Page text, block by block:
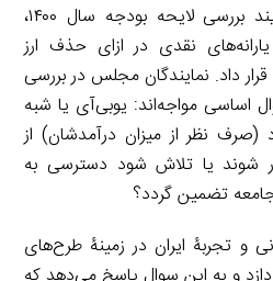
در هفته‌های اخیر و در فرآیند بررسی لایحه بودجه سال ۱۴۰۰،
نقدی در ازای حذف ارز
داد. نمایندگان مجلس در بررسی
اساسی مواجه‌اند: یوبی‌آی یا شبه
(صرف نظر از میزان درآمدشان) از
شوند یا تلاش شود دسترسی به
جامعه تضمین گردد؟
و تجربۀ ایران در زمینۀ طرح‌های